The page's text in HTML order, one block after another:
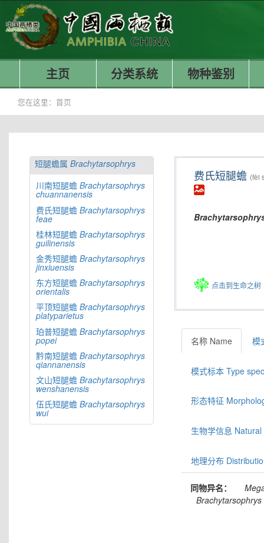
主页 分类系统 物种鉴别
您在这里： 首页
短腿蟾属 Brachytarsophrys
川南短腿蟾 Brachytarsophrys
chuannanensis
费氏短腿蟾 Brachytarsophrys
feae
桂林短腿蟾 Brachytarsophrys
guilinensis
金秀短腿蟾 Brachytarsophrys
jinxiuensis
东方短腿蟾 Brachytarsophrys
orientalis
平顶短腿蟾 Brachytarsophrys
platyparietus
珀普短腿蟾 Brachytarsophrys
popei
黔南短腿蟾 Brachytarsophrys
qiannanensis
文山短腿蟾 Brachytarsophrys
wenshanensis
伍氏短腿蟾 Brachytarsophrys
wui
费氏短腿蟾 (fèi
点击到生命之树
名称 Name 模
模式标本 Type
形态特征
生物学信息
地理分布
同物异名：
Brachytarsophrys